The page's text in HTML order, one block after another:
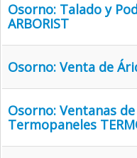
Osorno: Talado y
ARBORIST
Osorno: Venta de
Osorno: Ventanas
Termopaneles